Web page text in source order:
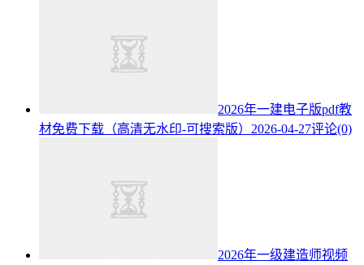
2026年一建电子版pdf教
材免费下载（高清无水印-可搜索版） 2026-04-27评论(0)
2026年一级建造师视频